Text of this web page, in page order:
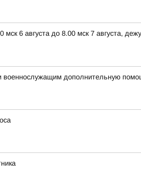
6 августа до 8.00 мск 7 августа,
военнослужащим дополнительную